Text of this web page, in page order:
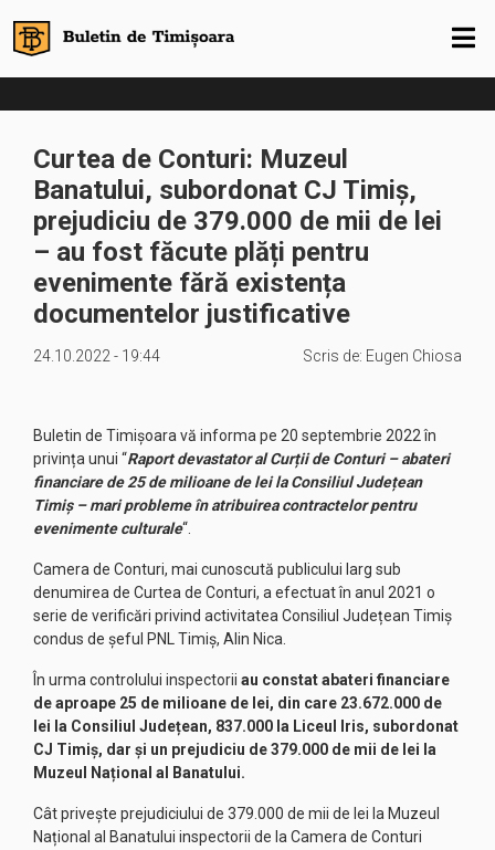
Curtea de Conturi: Muzeul
Banatului, subordonat CJ Timiș,
prejudiciu de 379.000 de mii de lei
– au fost făcute plăți pentru
evenimente fără existența
documentelor justificative
24.10.2022 - 19:44 Scris de: Eugen Chiosa
Buletin de Timișoara vă informa pe 20 septembrie 2022 în
privința unui “Raport devastator al Curții de Conturi – abateri
financiare de 25 de milioane de lei la Consiliul Județean
Timiș – mari probleme în atribuirea contractelor pentru
evenimente culturale“.
Camera de Conturi, mai cunoscută publicului larg sub
denumirea de Curtea de Conturi, a efectuat în anul 2021 o
serie de verificări privind activitatea Consiliul Județean Timiș
condus de șeful PNL Timiș, Alin Nica.
În urma controlului inspectorii au constat abateri financiare
deaproape 25 de milioane de lei, din care 23.672.000 de
lei la Consiliul Județean, 837.000 la Liceul Iris, subordonat
CJ Timiș, dar și un prejudiciu de 379.000 de mii de lei la
Muzeul Național al Banatului.
Cât privește prejudiciului de 379.000 de mii de lei la Muzeul
Național al Banatului inspectorii de la Camera de Conturi